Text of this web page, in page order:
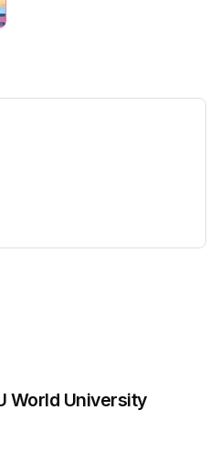
World University